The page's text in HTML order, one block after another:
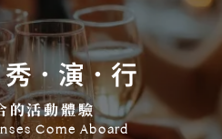
．演．行
的活動體驗
Come Aboard